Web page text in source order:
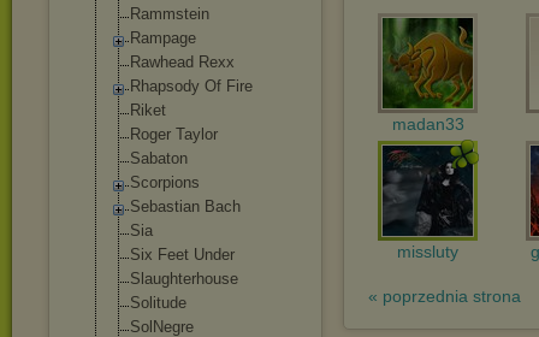
Rammstein
Rampage
Rawhead Rexx
Rhapsody Of Fire
Riket
Roger Taylor
Sabaton
Scorpions
Sebastian Bach
Sia
Six Feet Under
Slaughterhouse
Solitude
SolNegre
madan33
missluty
« poprzednia strona